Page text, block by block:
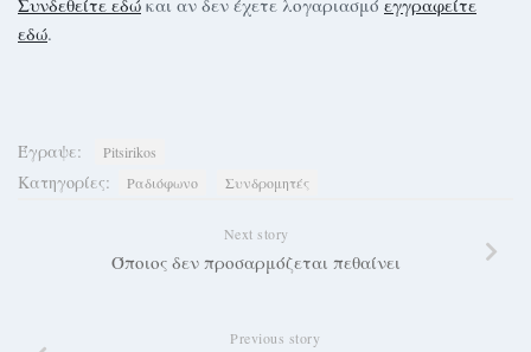
Συνδεθείτε εδώ και αν δεν έχετε λογαριασμό εγγραφείτε
εδώ.
Έγραψε: Pitsirikos
Κατηγορίες: Ραδιόφωνο Συνδρομητές
Next story
Όποιος δεν προσαρμόζεται πεθαίνει
Previous story